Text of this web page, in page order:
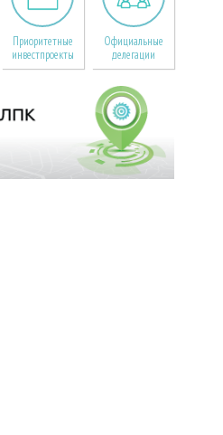
Приоритетные
инвестпроекты
Официальные
делегации